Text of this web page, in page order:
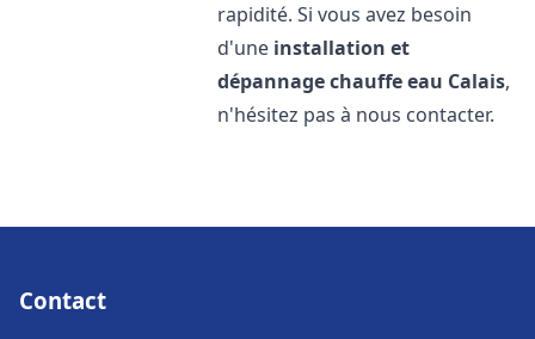
rapidité. Si vous avez besoin
d'une installation et
dépannage chauffe eau Calais,
n'hésitez pas à nous contacter.
Contact